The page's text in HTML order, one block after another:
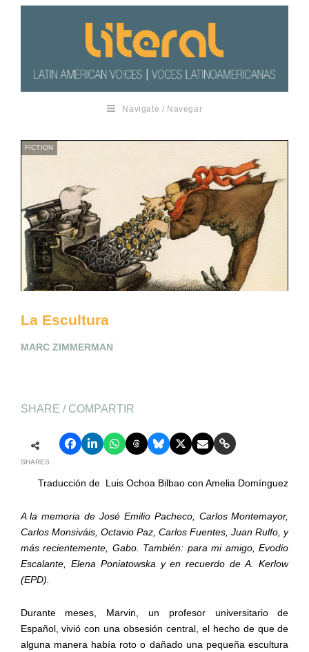
Navigate / Navegar
FICTION
La Escultura
MARC ZIMMERMAN
SHARE / COMPARTIR
SHARES
Traducción de Luis Ochoa Bilbao con Amelia Domínguez
A la memoria de José Emilio Pacheco, Carlos Montemayor,
Carlos Monsiváis, Octavio Paz, Carlos Fuentes, Juan Rulfo, y
más recientemente, Gabo. También: para mi amigo, Evodio
Escalante, Elena Poniatowska y en recuerdo de A. Kerlow
(EPD).
Durante meses, Marvin, un profesor universitario de
Español, vivió con una obsesión central, el hecho de que de
alguna manera había roto o dañado una pequeña escultura